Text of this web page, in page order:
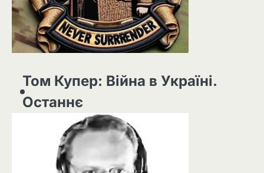
Том Купер: Війна в Україні.
Останнє